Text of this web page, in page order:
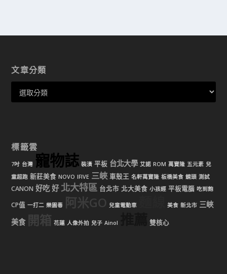
文章分類
標籤雲
7吋 台灣 寵物誌 裝潢 平板 台北大學 艾諾 ROM 萬寶隆 五元素 兒
童超跑 新莊美食 NOVO IFIVE 三峽 車殼王 名軒萬寶隆 板橋美食 鏡頭 測試
CANON 好吃 好 北大特區 台北市 北大美食 小孩經 平板電腦 吃到飽
CP值 一打二 樂園毒 阿米GO 兒童電動車 美食 新北市 三峽
美食 開箱 花蓮 人像外拍 兒子 Ainol 雙核心